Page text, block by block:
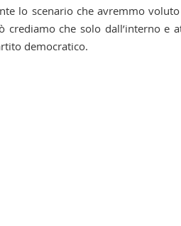
lo scenario che avremmo
crediamo che solo dall’interno e
democratico.